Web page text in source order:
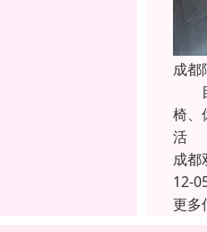
成都
目
椅、
活
成都
12-
更多